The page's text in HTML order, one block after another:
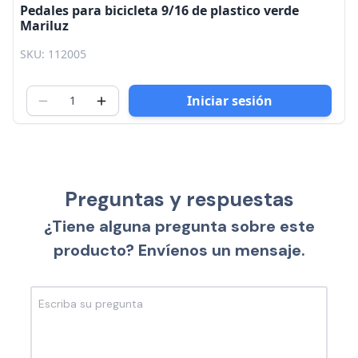
Pedales para bicicleta 9/16 de plastico verde
Mariluz
SKU: 112005
Iniciar sesión
Preguntas y respuestas
¿Tiene alguna pregunta sobre este
producto? Envíenos un mensaje.